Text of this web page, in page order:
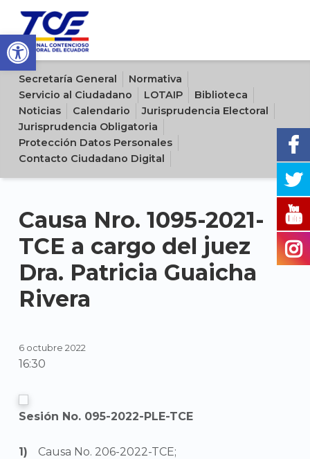
Open toolbar
Sitio oficial del Tribunal Contencioso Electoral del Ecuador
Secretaría General
Normativa
Servicio al Ciudadano
LOTAIP
Biblioteca
Noticias
Calendario
Jurisprudencia Electoral
Jurisprudencia Obligatoria
Protección Datos Personales
Contacto Ciudadano Digital
Causa Nro. 1095-2021-
TCE a cargo del juez
Dra. Patricia Guaicha
Rivera
6 octubre 2022
16:30
Sesión No. 095-2022-PLE-TCE
Causa No. 206-2022-TCE;